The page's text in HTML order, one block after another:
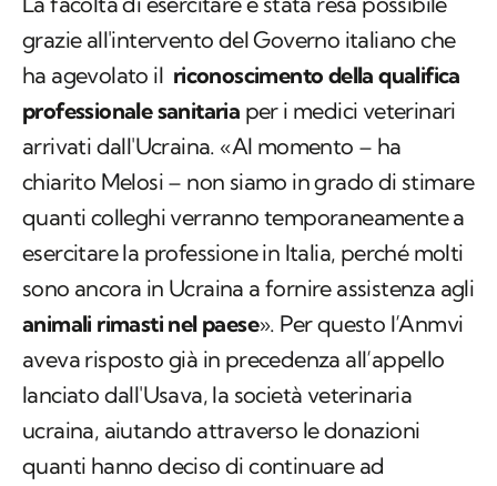
grazie all'intervento del Governo italiano che
ha agevolato il riconoscimento della qualifica
professionale sanitaria per i medici veterinari
arrivati dall'Ucraina. «Al momento – ha
chiarito Melosi – non siamo in grado di stimare
quanti colleghi verranno temporaneamente a
esercitare la professione in Italia, perché molti
sono ancora in Ucraina a fornire assistenza agli
animali rimasti nel paese». Per questo l’Anmvi
aveva risposto già in precedenza all’appello
lanciato dall'Usava, la società veterinaria
ucraina, aiutando attraverso le donazioni
quanti hanno deciso di continuare ad